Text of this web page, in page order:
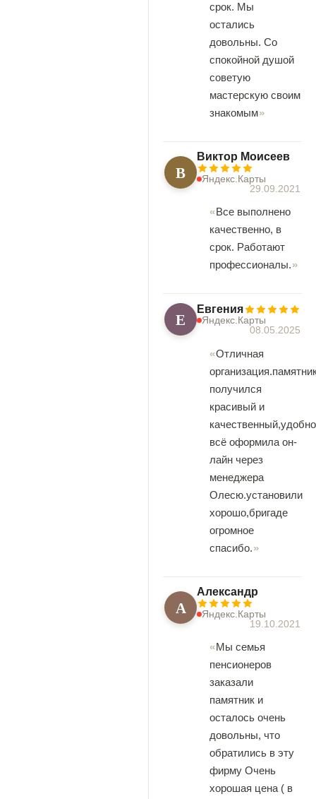
срок. Мы
остались
довольны. Со
спокойной душой
советую
мастерскую своим
знакомым
В
Виктор Моисеев
Яндекс.Карты
29.09.2021
Все выполнено
качественно, в
срок. Работают
профессионалы.
Е Евгения
Яндекс.Карты
08.05.2025
Отличная
получился
красивый и
качественный,удобно
всё оформила он-
лайн через
менеджера
Олесю.установили
хорошо,бригаде
огромное
спасибо.
А
Александр
Яндекс.Карты
19.10.2021
Мы семья
пенсионеров
заказали
памятник и
осталось очень
довольны, что
обратились в эту
фирму Очень
хорошая цена ( в